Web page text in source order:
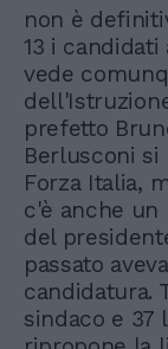
non è
13 i
vede
prefetto
Berlusconi si
Forza Italia,
c'è anche un
del
passato
candidatura.
sindaco e 37